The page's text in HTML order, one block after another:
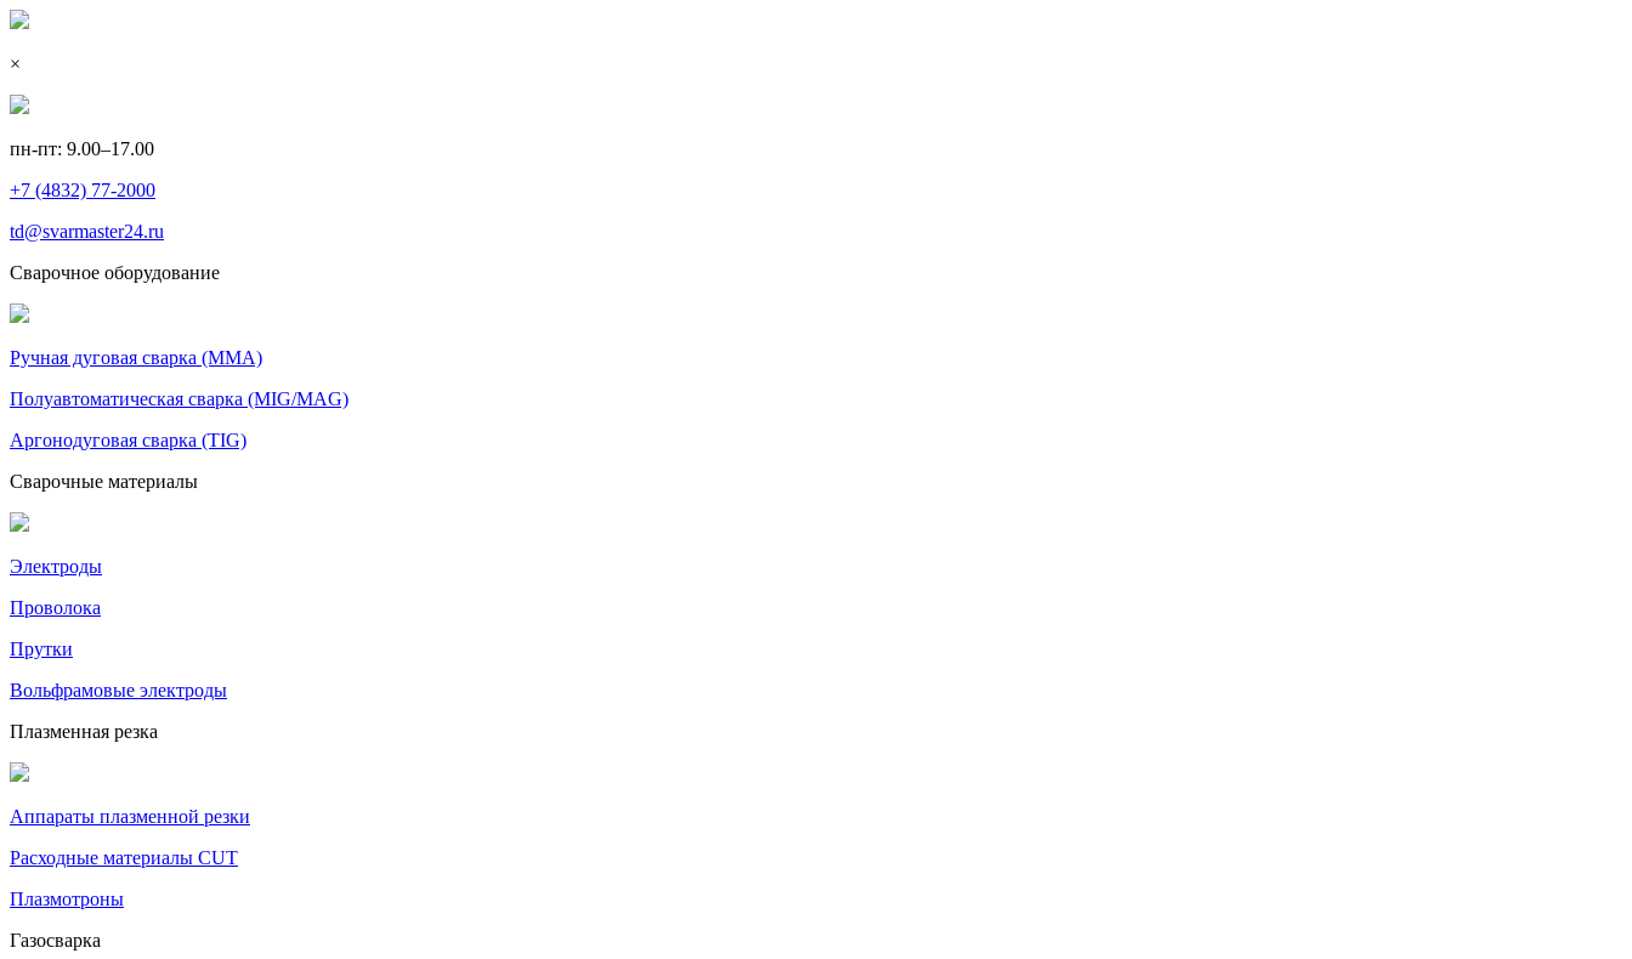
×
пн-пт: 9.00–17.00
+7 (4832) 77-2000
td@svarmaster24.ru
Сварочное оборудование
Ручная дуговая сварка (MMA)
Полуавтоматическая сварка (MIG/MAG)
Аргонодуговая сварка (TIG)
Сварочные материалы
Электроды
Проволока
Прутки
Вольфрамовые электроды
Плазменная резка
Аппараты плазменной резки
Расходные материалы CUT
Плазмотроны
Газосварка